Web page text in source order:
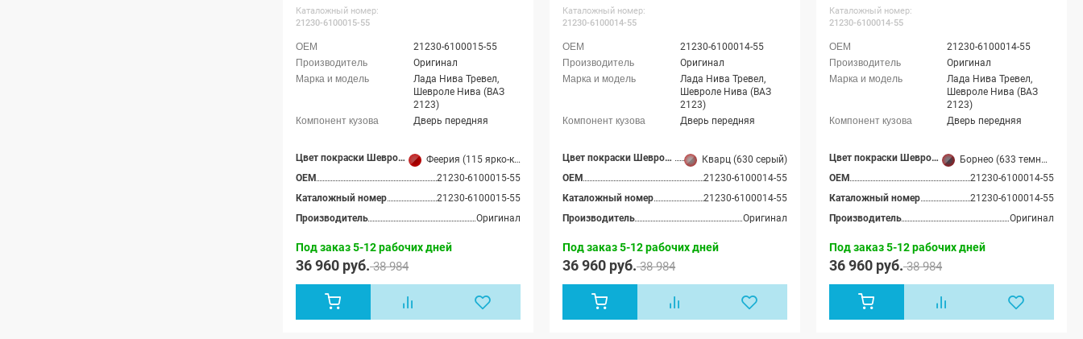
Каталожный номер:
21230-6100015-55
21230-6100015-55
Оригинал
Лада Нива Тревел,
Шевроле Нива (ВАЗ
2123)
Дверь передняя
Цвет покраски Шевроле Нива
Феерия (115 ярко-красный)
OEM
21230-6100015-55
Каталожный номер
21230-6100015-55
Производитель
Оригинал
Под заказ 5-12 рабочих дней
36 960 руб.38 984
Каталожный номер:
21230-6100014-55
21230-6100014-55
Оригинал
Лада Нива Тревел,
Шевроле Нива (ВАЗ
2123)
Дверь передняя
Цвет покраски Шевроле Нива
Кварц (630 серый)
OEM
21230-6100014-55
Каталожный номер
21230-6100014-55
Производитель
Оригинал
Под заказ 5-12 рабочих дней
36 960 руб.38 984
Каталожный номер:
21230-6100014-55
21230-6100014-55
Оригинал
Лада Нива Тревел,
Шевроле Нива (ВАЗ
2123)
Дверь передняя
Цвет покраски Шевроле Нива
Борнео (633 темный серебристо-серый)
OEM
21230-6100014-55
Каталожный номер
21230-6100014-55
Производитель
Оригинал
Под заказ 5-12 рабочих дней
36 960 руб.38 984